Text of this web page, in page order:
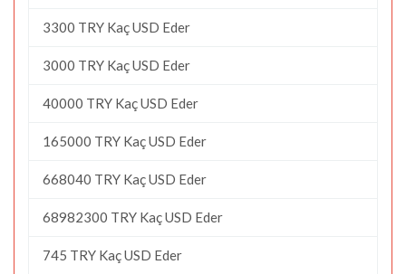
3300 TRY Kaç USD Eder
3000 TRY Kaç USD Eder
40000 TRY Kaç USD Eder
165000 TRY Kaç USD Eder
668040 TRY Kaç USD Eder
68982300 TRY Kaç USD Eder
745 TRY Kaç USD Eder